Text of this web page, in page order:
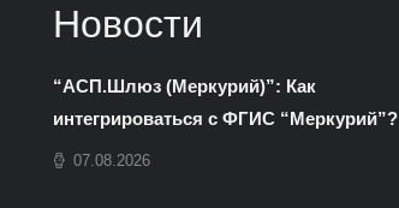
Новости
“АСП.Шлюз (Меркурий)”: Как
интегрироваться с ФГИС “Меркурий”?
07.08.2026